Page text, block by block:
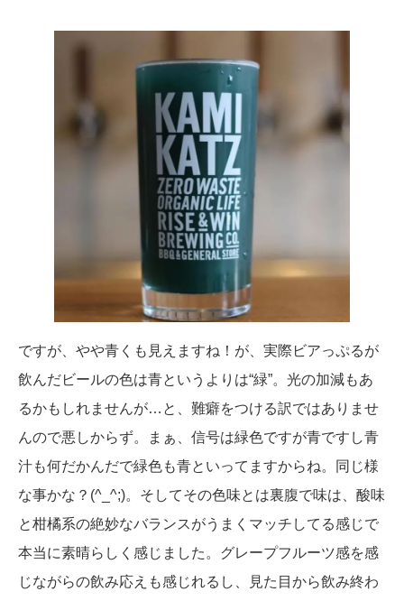
ですが、やや青くも見えますね！が、実際ビアっぷるが
飲んだビールの色は青というよりは“緑”。光の加減もあ
るかもしれませんが…と、難癖をつける訳ではありませ
んので悪しからず。まぁ、信号は緑色ですが青ですし青
汁も何だかんだで緑色も青といってますからね。同じ様
な事かな？(^_^;)。そしてその色味とは裏腹で味は、酸味
と柑橘系の絶妙なバランスがうまくマッチしてる感じで
本当に素晴らしく感じました。グレープフルーツ感を感
じながらの飲み応えも感じれるし、見た目から飲み終わ